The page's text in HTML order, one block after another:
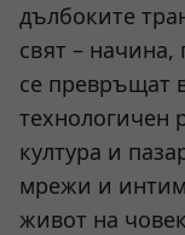
дълбоките
свят – начина,
се превръщат
технологичен
култура и
мрежи и
живот на